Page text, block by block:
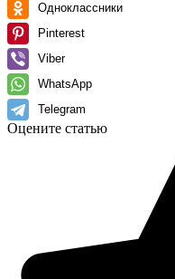
Одноклассники
Pinterest
Viber
WhatsApp
Telegram
Оцените статью